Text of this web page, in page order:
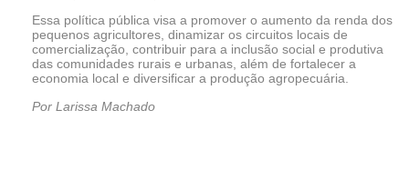
Essa política pública visa a promover o aumento da renda dos
pequenos agricultores, dinamizar os circuitos locais de
comercialização, contribuir para a inclusão social e produtiva
das comunidades rurais e urbanas, além de fortalecer a
economia local e diversificar a produção agropecuária.
Por Larissa Machado